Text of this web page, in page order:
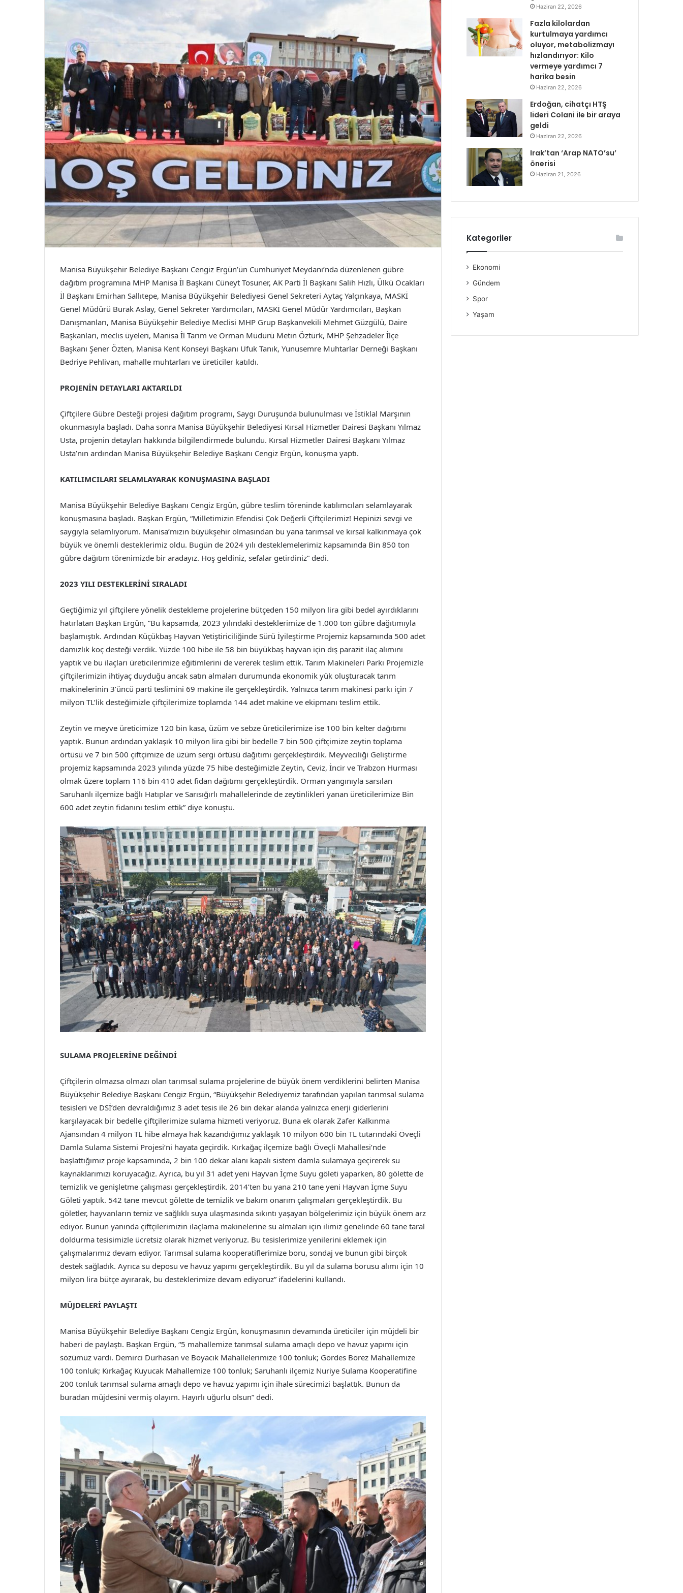
Manisa Büyükşehir Belediye Başkanı Cengiz Ergün’ün Cumhuriyet Meydanı’nda düzenlenen gübre
dağıtım programına MHP Manisa İl Başkanı Cüneyt Tosuner, AK Parti İl Başkanı Salih Hızlı, Ülkü Ocakları
İl Başkanı Emirhan Sallıtepe, Manisa Büyükşehir Belediyesi Genel Sekreteri Aytaç Yalçınkaya, MASKİ
Genel Müdürü Burak Aslay, Genel Sekreter Yardımcıları, MASKİ Genel Müdür Yardımcıları, Başkan
Danışmanları, Manisa Büyükşehir Belediye Meclisi MHP Grup Başkanvekili Mehmet Güzgülü, Daire
Başkanları, meclis üyeleri, Manisa İl Tarım ve Orman Müdürü Metin Öztürk, MHP Şehzadeler İlçe
Başkanı Şener Özten, Manisa Kent Konseyi Başkanı Ufuk Tanık, Yunusemre Muhtarlar Derneği Başkanı
Bedriye Pehlivan, mahalle muhtarları ve üreticiler katıldı.
PROJENİN DETAYLARI AKTARILDI
Çiftçilere Gübre Desteği projesi dağıtım programı, Saygı Duruşunda bulunulması ve İstiklal Marşının
okunmasıyla başladı. Daha sonra Manisa Büyükşehir Belediyesi Kırsal Hizmetler Dairesi Başkanı Yılmaz
Usta, projenin detayları hakkında bilgilendirmede bulundu. Kırsal Hizmetler Dairesi Başkanı Yılmaz
Usta’nın ardından Manisa Büyükşehir Belediye Başkanı Cengiz Ergün, konuşma yaptı.
KATILIMCILARI SELAMLAYARAK KONUŞMASINA BAŞLADI
Manisa Büyükşehir Belediye Başkanı Cengiz Ergün, gübre teslim töreninde katılımcıları selamlayarak
konuşmasına başladı. Başkan Ergün, “Milletimizin Efendisi Çok Değerli Çiftçilerimiz! Hepinizi sevgi ve
saygıyla selamlıyorum. Manisa’mızın büyükşehir olmasından bu yana tarımsal ve kırsal kalkınmaya çok
büyük ve önemli desteklerimiz oldu. Bugün de 2024 yılı desteklemelerimiz kapsamında Bin 850 ton
gübre dağıtım törenimizde bir aradayız. Hoş geldiniz, sefalar getirdiniz” dedi.
2023 YILI DESTEKLERİNİ SIRALADI
Geçtiğimiz yıl çiftçilere yönelik destekleme projelerine bütçeden 150 milyon lira gibi bedel ayırdıklarını
hatırlatan Başkan Ergün, ”Bu kapsamda, 2023 yılındaki desteklerimize de 1.000 ton gübre dağıtımıyla
başlamıştık. Ardından Küçükbaş Hayvan Yetiştiriciliğinde Sürü İyileştirme Projemiz kapsamında 500 adet
damızlık koç desteği verdik. Yüzde 100 hibe ile 58 bin büyükbaş hayvan için dış parazit ilaç alımını
yaptık ve bu ilaçları üreticilerimize eğitimlerini de vererek teslim ettik. Tarım Makineleri Parkı Projemizle
çiftçilerimizin ihtiyaç duyduğu ancak satın almaları durumunda ekonomik yük oluşturacak tarım
makinelerinin 3’üncü parti teslimini 69 makine ile gerçekleştirdik. Yalnızca tarım makinesi parkı için 7
milyon TL’lik desteğimizle çiftçilerimize toplamda 144 adet makine ve ekipmanı teslim ettik.
Zeytin ve meyve üreticimize 120 bin kasa, üzüm ve sebze üreticilerimize ise 100 bin kelter dağıtımı
yaptık. Bunun ardından yaklaşık 10 milyon lira gibi bir bedelle 7 bin 500 çiftçimize zeytin toplama
örtüsü ve 7 bin 500 çiftçimize de üzüm sergi örtüsü dağıtımı gerçekleştirdik. Meyveciliği Geliştirme
projemiz kapsamında 2023 yılında yüzde 75 hibe desteğimizle Zeytin, Ceviz, İncir ve Trabzon Hurması
olmak üzere toplam 116 bin 410 adet fidan dağıtımı gerçekleştirdik. Orman yangınıyla sarsılan
Saruhanlı ilçemize bağlı Hatıplar ve Sarısığırlı mahallelerinde de zeytinlikleri yanan üreticilerimize Bin
600 adet zeytin fidanını teslim ettik” diye konuştu.
SULAMA PROJELERİNE DEĞİNDİ
Çiftçilerin olmazsa olmazı olan tarımsal sulama projelerine de büyük önem verdiklerini belirten Manisa
Büyükşehir Belediye Başkanı Cengiz Ergün, “Büyükşehir Belediyemiz tarafından yapılan tarımsal sulama
tesisleri ve DSİ’den devraldığımız 3 adet tesis ile 26 bin dekar alanda yalnızca enerji giderlerini
karşılayacak bir bedelle çiftçilerimize sulama hizmeti veriyoruz. Buna ek olarak Zafer Kalkınma
Ajansından 4 milyon TL hibe almaya hak kazandığımız yaklaşık 10 milyon 600 bin TL tutarındaki Öveçli
Damla Sulama Sistemi Projesi’ni hayata geçirdik. Kırkağaç ilçemize bağlı Öveçli Mahallesi’nde
başlattığımız proje kapsamında, 2 bin 100 dekar alanı kapalı sistem damla sulamaya geçirerek su
kaynaklarımızı koruyacağız. Ayrıca, bu yıl 31 adet yeni Hayvan İçme Suyu göleti yaparken, 80 gölette de
temizlik ve genişletme çalışması gerçekleştirdik. 2014’ten bu yana 210 tane yeni Hayvan İçme Suyu
Göleti yaptık. 542 tane mevcut gölette de temizlik ve bakım onarım çalışmaları gerçekleştirdik. Bu
göletler, hayvanların temiz ve sağlıklı suya ulaşmasında sıkıntı yaşayan bölgelerimiz için büyük önem arz
ediyor. Bunun yanında çiftçilerimizin ilaçlama makinelerine su almaları için ilimiz genelinde 60 tane taral
doldurma tesisimizle ücretsiz olarak hizmet veriyoruz. Bu tesislerimize yenilerini eklemek için
çalışmalarımız devam ediyor. Tarımsal sulama kooperatiflerimize boru, sondaj ve bunun gibi birçok
destek sağladık. Ayrıca su deposu ve havuz yapımı gerçekleştirdik. Bu yıl da sulama borusu alımı için 10
milyon lira bütçe ayırarak, bu desteklerimize devam ediyoruz” ifadelerini kullandı.
MÜJDELERİ PAYLAŞTI
Manisa Büyükşehir Belediye Başkanı Cengiz Ergün, konuşmasının devamında üreticiler için müjdeli bir
haberi de paylaştı. Başkan Ergün, “5 mahallemize tarımsal sulama amaçlı depo ve havuz yapımı için
sözümüz vardı. Demirci Durhasan ve Boyacık Mahallelerimize 100 tonluk; Gördes Börez Mahallemize
100 tonluk; Kırkağaç Kuyucak Mahallemize 100 tonluk; Saruhanlı ilçemiz Nuriye Sulama Kooperatifine
200 tonluk tarımsal sulama amaçlı depo ve havuz yapımı için ihale sürecimizi başlattık. Bunun da
buradan müjdesini vermiş olayım. Hayırlı uğurlu olsun” dedi.
Haziran 22, 2026
Fazla kilolardan
kurtulmaya yardımcı
oluyor, metabolizmayı
hızlandırıyor: Kilo
vermeye yardımcı 7
harika besin
Haziran 22, 2026
Erdoğan, cihatçı HTŞ
lideri Colani ile bir araya
geldi
Haziran 22, 2026
Irak’tan ‘Arap NATO’su’
önerisi
Haziran 21, 2026
Kategoriler
Ekonomi
Gündem
Spor
Yaşam